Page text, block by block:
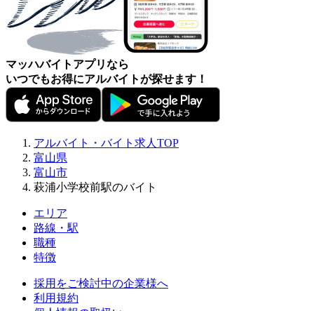
マッハバイトアプリなら
いつでもお得にアルバイトが探せます！
アルバイト・バイト求人TOP
富山県
富山市
萩浦小学校前駅のバイト
エリア
路線・駅
職種
特徴
採用をご検討中の企業様へ
利用規約